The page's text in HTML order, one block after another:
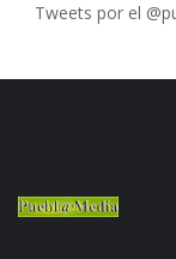
Tweets por el